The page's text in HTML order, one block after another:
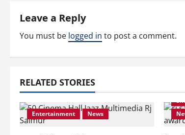
t
n
a
v
i
g
Leave a Reply
You must be logged in to post a comment.
RELATED STORIES
Entertainment News